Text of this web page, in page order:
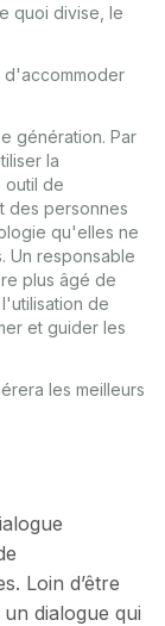
quoi divise, le
d'accommoder
génération. Par
la
outil de
des personnes
qu'elles ne
Un responsable
plus âgé de
de
et guider les
les meilleurs
Loin d’être
dialogue qui